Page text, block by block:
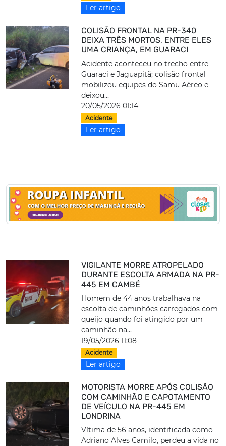
Ler artigo
COLISÃO FRONTAL NA PR-340
DEIXA TRÊS MORTOS, ENTRE ELES
UMA CRIANÇA, EM GUARACI
Acidente aconteceu no trecho entre
Guaraci e Jaguapitã; colisão frontal
mobilizou equipes do Samu Aéreo e
deixou...
20/05/2026 01:14
Acidente
Ler artigo
VIGILANTE MORRE ATROPELADO
DURANTE ESCOLTA ARMADA NA PR-
445 EM CAMBÉ
Homem de 44 anos trabalhava na
escolta de caminhões carregados com
queijo quando foi atingido por um
caminhão na...
19/05/2026 11:08
Acidente
Ler artigo
MOTORISTA MORRE APÓS COLISÃO
COM CAMINHÃO E CAPOTAMENTO
DE VEÍCULO NA PR-445 EM
LONDRINA
Vítima de 56 anos, identificada como
Adriano Alves Camilo, perdeu a vida no